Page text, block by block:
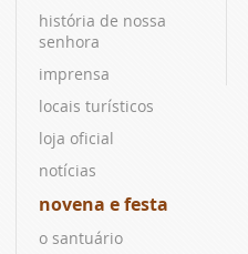
história de nossa
senhora
imprensa
locais turísticos
loja oficial
notícias
novena e festa
o santuário